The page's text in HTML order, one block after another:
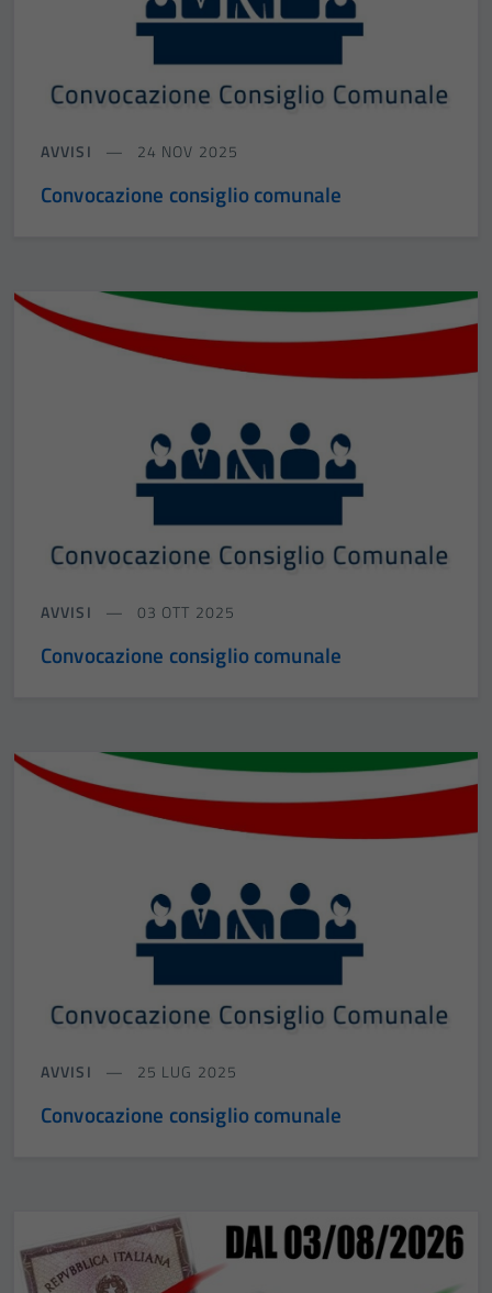
AVVISI 24 NOV 2025
Convocazione consiglio comunale
AVVISI 03 OTT 2025
Convocazione consiglio comunale
AVVISI 25 LUG 2025
Convocazione consiglio comunale